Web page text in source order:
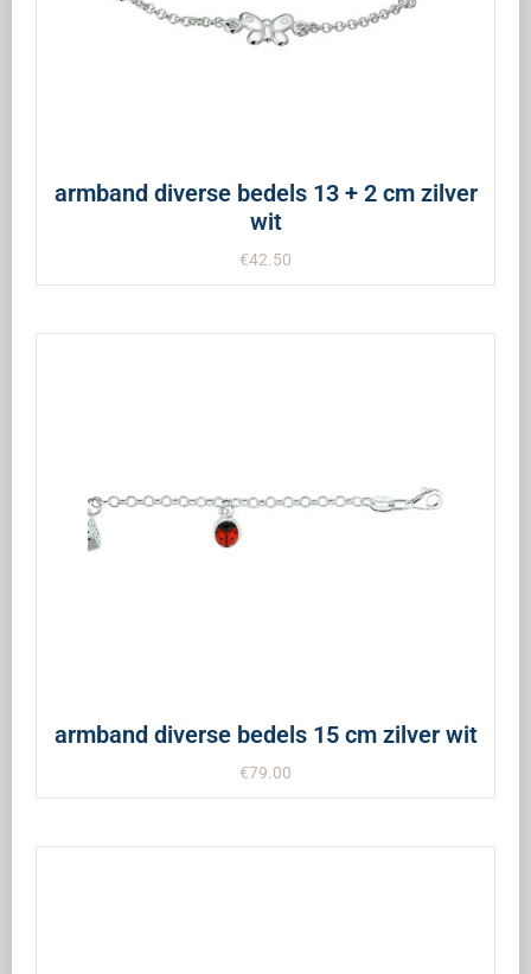
armband diverse bedels 13 + 2 cm zilver
wit
€42.50
armband diverse bedels 15 cm zilver wit
€79.00